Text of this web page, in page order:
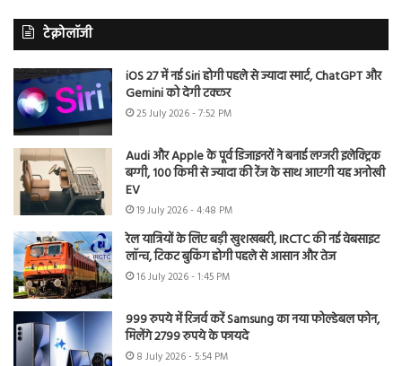
टेक्नोलॉजी
iOS 27 में नई Siri होगी पहले से ज्यादा स्मार्ट, ChatGPT और
Gemini को देगी टक्कर
25 July 2026 - 7:52 PM
Audi और Apple के पूर्व डिजाइनरों ने बनाई लग्जरी इलेक्ट्रिक
बग्गी, 100 किमी से ज्यादा की रेंज के साथ आएगी यह अनोखी
EV
19 July 2026 - 4:48 PM
रेल यात्रियों के लिए बड़ी खुशखबरी, IRCTC की नई वेबसाइट
लॉन्च, टिकट बुकिंग होगी पहले से आसान और तेज
16 July 2026 - 1:45 PM
999 रुपये में रिजर्व करें Samsung का नया फोल्डेबल फोन,
मिलेंगे 2799 रुपये के फायदे
8 July 2026 - 5:54 PM